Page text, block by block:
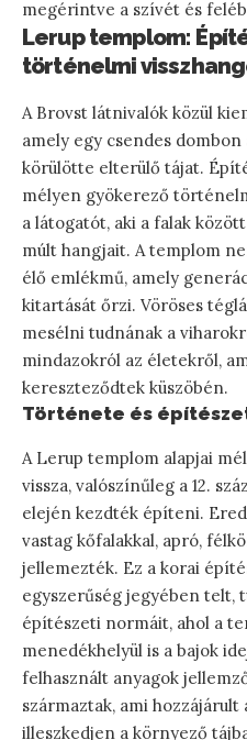
megérintve a szívét és
Lerup templom:
történelmi
A Brovst látnivalók közül
amely egy csendes
körülötte elterülő tájat.
mélyen gyökerező
a látogatót, aki a falak
múlt hangjait. A templom
élő emlékmű, amely
kitartását őrzi. Vöröses
mesélni tudnának a
mindazokról az életekről,
kereszteződtek küszöbén.
Története és
A Lerup templom alapjai
vissza, valószínűleg a 12.
elején kezdték építeni.
vastag kőfalakkal, apró,
jellemezték. Ez a korai
egyszerűség jegyében telt,
építészeti normáit, ahol a
menedékhelyül is a bajok
felhasznált anyagok
származtak, ami
illeszkedjen a környező